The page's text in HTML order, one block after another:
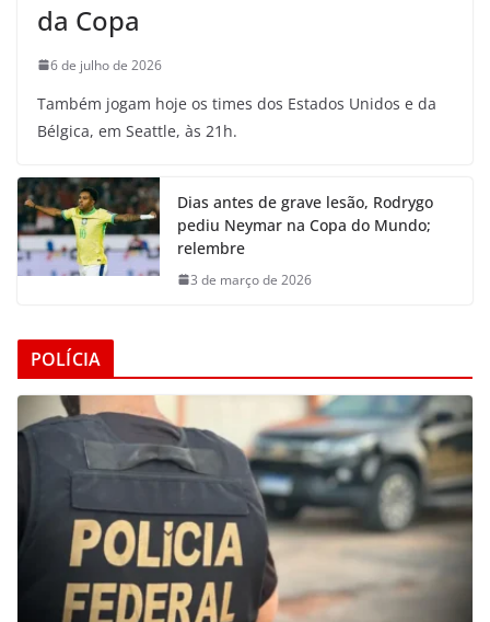
da Copa
6 de julho de 2026
Também jogam hoje os times dos Estados Unidos e da
Bélgica, em Seattle, às 21h.
Dias antes de grave lesão, Rodrygo
pediu Neymar na Copa do Mundo;
relembre
3 de março de 2026
POLÍCIA